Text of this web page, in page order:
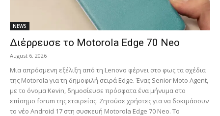
NEWS
Διέρρευσε το Motorola Edge 70 Neo
August 6, 2026
Μια απρόσμενη εξέλιξη από τη Lenovo φέρνει στο φως τα σχέδια
της Motorola για τη δημοφιλή σειρά Edge. Ένας Senior Moto Agent,
με το όνομα Kevin, δημοσίευσε πρόσφατα ένα μήνυμα στο
επίσημο forum της εταιρείας. Ζητούσε χρήστες για να δοκιμάσουν
το νέο Android 17 στη συσκευή Motorola Edge 70 Neo. Το